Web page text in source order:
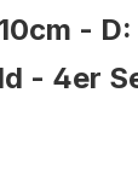
- D:
- 4er